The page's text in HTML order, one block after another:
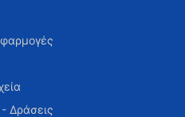
Δράσεις